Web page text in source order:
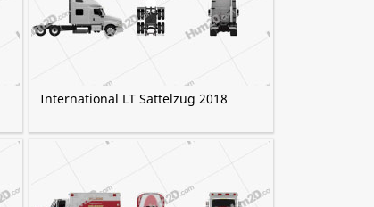
International LT Sattelzug 2018